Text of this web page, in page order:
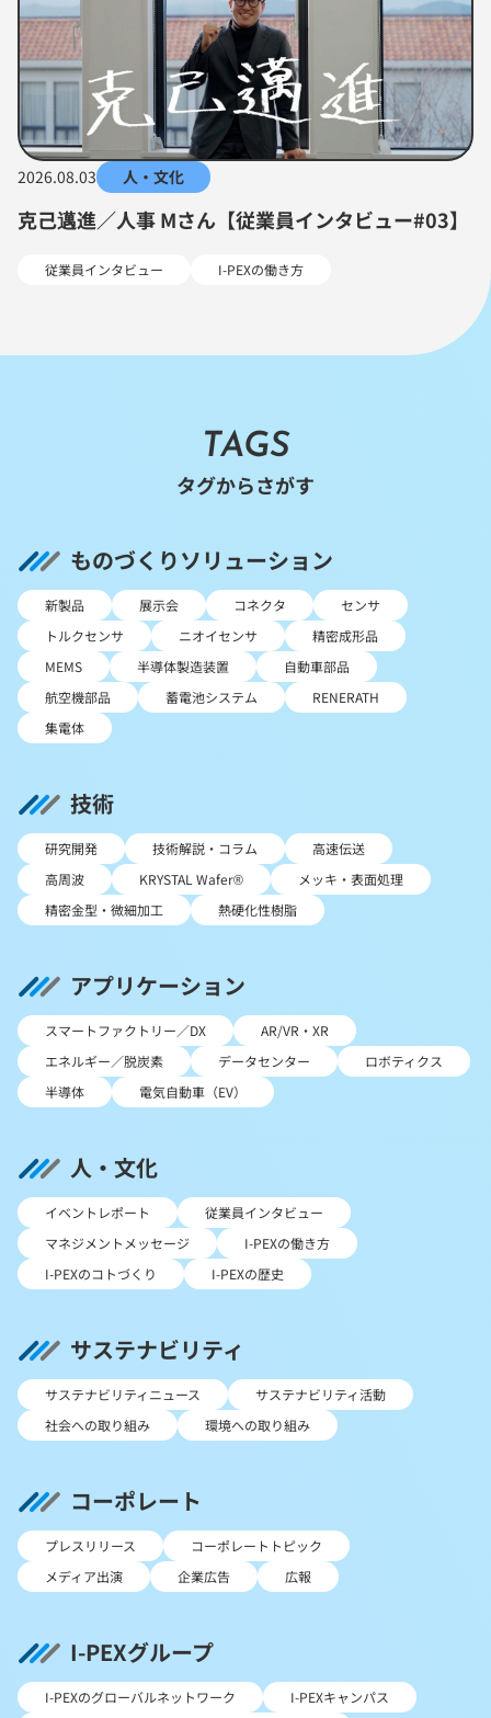
2026.08.03 人・文化
克己邁進／人事 Mさん【従業員インタビュー#03】
従業員インタビュー I-PEXの働き方
TAGS
タグからさがす
ものづくりソリューション
新製品 展示会 コネクタ
センサ
トルクセンサ
ニオイセンサ
精密成形品
MEMS
半導体製造装置
自動車部品
航空機部品
蓄電池システム
RENERATH
集電体
技術
研究開発 技術解説・コラム
高速伝送
高周波
KRYSTAL Wafer®
メッキ・表面処理
精密金型・微細加工
熱硬化性樹脂
アプリケーション
スマートファクトリー／DX
AR/VR・XR
エネルギー／脱炭素
データセンター
ロボティクス
半導体
電気自動車（EV）
人・文化
イベントレポート
従業員インタビュー
マネジメントメッセージ
I-PEXの働き方
I-PEXのコトづくり
I-PEXの歴史
サステナビリティ
サステナビリティニュース
サステナビリティ活動
社会への取り組み
環境への取り組み
コーポレート
プレスリリース
コーポレートトピック
メディア出演
企業広告 広報
I-PEXグループ
I-PEXのグローバルネットワーク I-PEXキャンパス